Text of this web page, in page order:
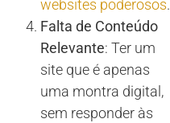
websites poderosos.
Falta de Conteúdo
Relevante: Ter um
site que é apenas
uma montra digital,
sem responder às